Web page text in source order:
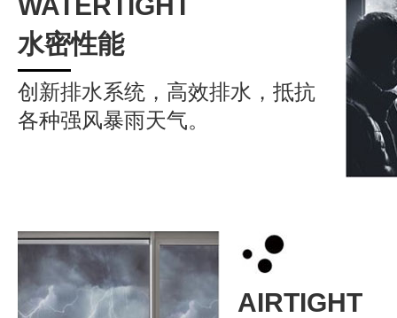
水密性能
创新排水系统，高效排水，抵抗
各种强风暴雨天气。
AIRTIGHT